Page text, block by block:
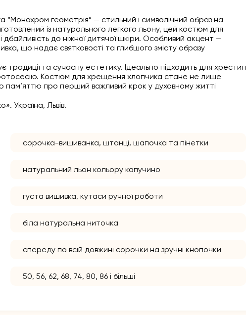
геометрія” — стильний і символічний образ на
із натурального легкого льону, цей костюм для
до ніжної дитячої шкіри. Особливий акцент —
що надає святковості та глибшого змісту образу
та сучасну естетику. Ідеально підходить для хрестин
фотосесію. Костюм для хрещення хлопчика стане не лише
про перший важливий крок у духовному житті
Україна, Львів.
сорочка-вишиванка, штанці, шапочка та пінетки
натуральний льон кольору капучино
густа вишивка, кутаси ручної роботи
біла натуральна ниточка
спереду по всій довжині сорочки на зручні кнопочки
50, 56, 62, 68, 74, 80, 86 і більші